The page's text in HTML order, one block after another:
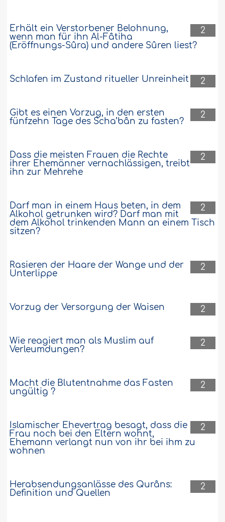
2
Erhält ein Verstorbener Belohnung,
wenn man für ihn Al-Fâtiha
(Eröffnungs-Sûra) und andere Sûren liest?
2
Schlafen im Zustand ritueller Unreinheit
2
Gibt es einen Vorzug, in den ersten
fünfzehn Tage des Scha’bân zu fasten?
2
Dass die meisten Frauen die Rechte
ihrer Ehemänner vernachlässigen, treibt
ihn zur Mehrehe
2
Darf man in einem Haus beten, in dem
Alkohol getrunken wird? Darf man mit
dem Alkohol trinkenden Mann an einem Tisch
sitzen?
2
Rasieren der Haare der Wange und der
Unterlippe
2
Vorzug der Versorgung der Waisen
2
Wie reagiert man als Muslim auf
Verleumdungen?
2
Macht die Blutentnahme das Fasten
ungültig ?
2
Islamischer Ehevertrag besagt, dass die
Frau noch bei den Eltern wohnt,
Ehemann verlangt nun von ihr bei ihm zu
wohnen
2
Herabsendungsanlässe des Qurâns:
Definition und Quellen